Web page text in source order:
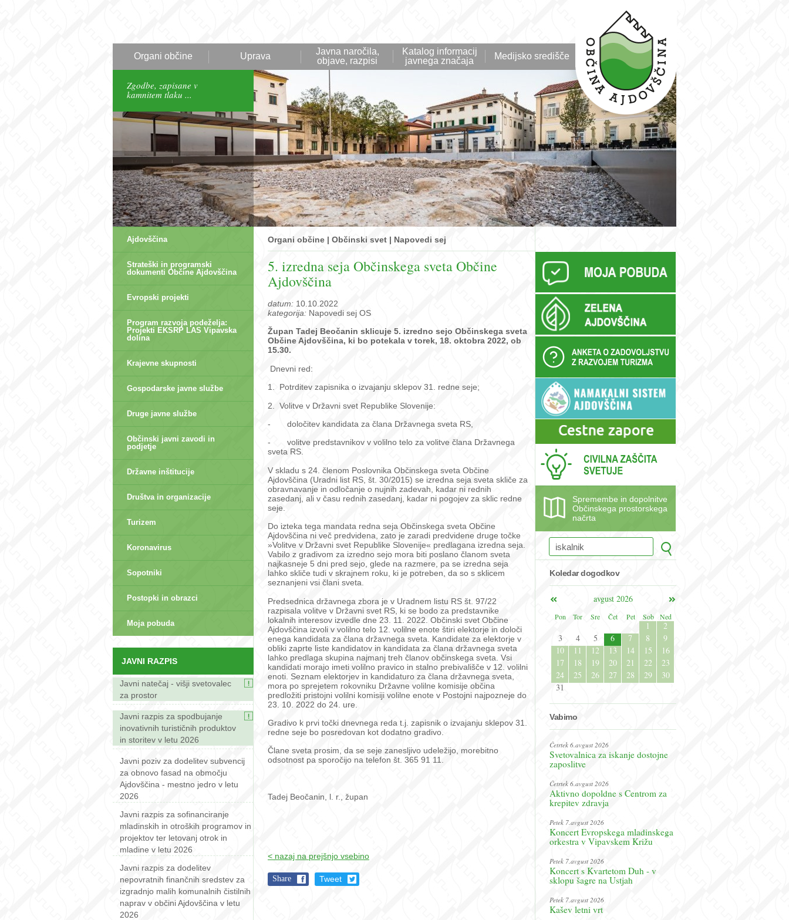
Organi občine Uprava
Javna naročila,
objave, razpisi
Katalog informacij
javnega značaja
Medijsko središče
Zgodbe, zapisane v
kamnitem tlaku ...
Ajdovščina
Strateški in programski
dokumenti Občine Ajdovščina
Evropski projekti
Program razvoja podeželja:
Projekti EKSRP LAS Vipavska
dolina
Krajevne skupnosti
Gospodarske javne službe
Druge javne službe
Občinski javni zavodi in
podjetje
Državne inštitucije
Društva in organizacije
Turizem
Koronavirus
Sopotniki
Postopki in obrazci
Moja pobuda
JAVNI RAZPIS
Javni natečaj - višji svetovalec
za prostor
Javni razpis za spodbujanje
inovativnih turističnih produktov
in storitev v letu 2026
Javni poziv za dodelitev subvencij
za obnovo fasad na območju
Ajdovščina - mestno jedro v letu
2026
Javni razpis za sofinanciranje
mladinskih in otroških programov in
projektov ter letovanj otrok in
mladine v letu 2026
Javni razpis za dodelitev
nepovratnih finančnih sredstev za
izgradnjo malih komunalnih čistilnih
naprav v občini Ajdovščina v letu
2026
Organi občine | Občinski svet | Napovedi sej
5. izredna seja Občinskega sveta Občine
Ajdovščina
datum: 10.10.2022
kategorija: Napovedi sej OS
Župan Tadej Beočanin sklicuje 5. izredno sejo Občinskega sveta
Občine Ajdovščina, ki bo potekala v torek, 18. oktobra 2022, ob
15.30.
Dnevni red:
1. Potrditev zapisnika o izvajanju sklepov 31. redne seje;
2. Volitve v Državni svet Republike Slovenije:
- določitev kandidata za člana Državnega sveta RS,
- volitve predstavnikov v volilno telo za volitve člana Državnega
sveta RS.
V skladu s 24. členom Poslovnika Občinskega sveta Občine
Ajdovščina (Uradni list RS, št. 30/2015) se izredna seja sveta skliče za
obravnavanje in odločanje o nujnih zadevah, kadar ni rednih
zasedanj, ali v času rednih zasedanj, kadar ni pogojev za sklic redne
seje.
Do izteka tega mandata redna seja Občinskega sveta Občine
Ajdovščina ni več predvidena, zato je zaradi predvidene druge točke
»Volitve v Državni svet Republike Slovenije« predlagana izredna seja.
Vabilo z gradivom za izredno sejo mora biti poslano članom sveta
najkasneje 5 dni pred sejo, glede na razmere, pa se izredna seja
lahko skliče tudi v skrajnem roku, ki je potreben, da so s sklicem
seznanjeni vsi člani sveta.
Predsednica državnega zbora je v Uradnem listu RS št. 97/22
razpisala volitve v Državni svet RS, ki se bodo za predstavnike
lokalnih interesov izvedle dne 23. 11. 2022. Občinski svet Občine
Ajdovščina izvoli v volilno telo 12. volilne enote štiri elektorje in določi
enega kandidata za člana državnega sveta. Kandidate za elektorje v
obliki zaprte liste kandidatov in kandidata za člana državnega sveta
lahko predlaga skupina najmanj treh članov občinskega sveta. Vsi
kandidati morajo imeti volilno pravico in stalno prebivališče v 12. volilni
enoti. Seznam elektorjev in kandidaturo za člana državnega sveta,
mora po sprejetem rokovniku Državne volilne komisije občina
predložiti pristojni volilni komisiji volilne enote v Postojni najpozneje do
23. 10. 2022 do 24. ure.
Gradivo k prvi točki dnevnega reda t.j. zapisnik o izvajanju sklepov 31.
redne seje bo posredovan kot dodatno gradivo.
Člane sveta prosim, da se seje zanesljivo udeležijo, morebitno
odsotnost pa sporočijo na telefon št. 365 91 11.
Tadej Beočanin, l. r., župan
< nazaj na prejšnjo vsebino
Share Tweet
Spremembe in dopolnitve
Občinskega prostorskega
načrta
Koledar dogodkov
avgust 2026
Pon
Tor Sre Čet Pet Sob Ned
1
2
3
4 5 6 7 8
9
10
11 12 13 14 15
16
17
18 19 20 21 22
23
24
25 26 27 28 29
30
31
Vabimo
Četrtek 6.avgust 2026
Svetovalnica za iskanje dostojne
zaposlitve
Četrtek 6.avgust 2026
Aktivno dopoldne s Centrom za
krepitev zdravja
Petek 7.avgust 2026
Koncert Evropskega mladinskega
orkestra v Vipavskem Križu
Petek 7.avgust 2026
Koncert s Kvartetom Duh - v
sklopu šagre na Ustjah
Petek 7.avgust 2026
Kašev letni vrt